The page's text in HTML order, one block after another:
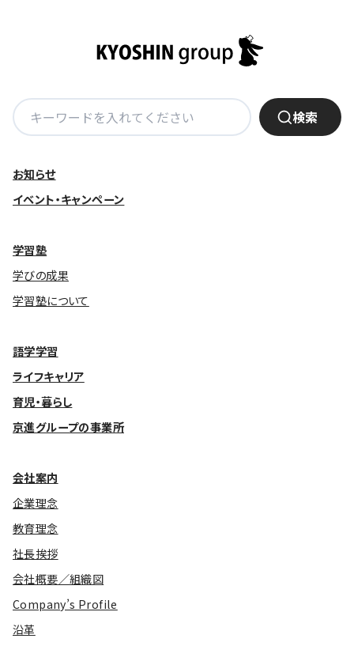
検
索:
検索
お知らせ
イベント・キャンペーン
学習塾
学びの成果
学習塾について
語学学習
ライフキャリア
育児・暮らし
京進グループの事業所
会社案内
企業理念
教育理念
社長挨拶
会社概要／組織図
Company’s Profile
沿革